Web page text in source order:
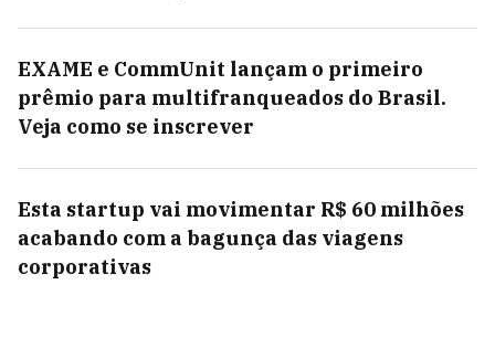
EXAME e CommUnit lançam o primeiro
prêmio para multifranqueados do Brasil.
Veja como se inscrever
Esta startup vai movimentar R$ 60 milhões
acabando com a bagunça das viagens
corporativas